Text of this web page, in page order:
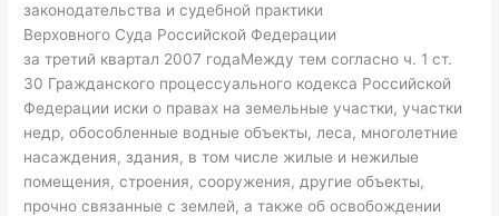
законодательства и судебной практики
Верховного Суда Российской Федерации
за третий квартал 2007 годаМежду тем согласно ч. 1 ст.
30 Гражданского процессуального кодекса Российской
Федерации иски о правах на земельные участки, участки
недр, обособленные водные объекты, леса, многолетние
насаждения, здания, в том числе жилые и нежилые
помещения, строения, сооружения, другие объекты,
прочно связанные с землей, а также об освобождении